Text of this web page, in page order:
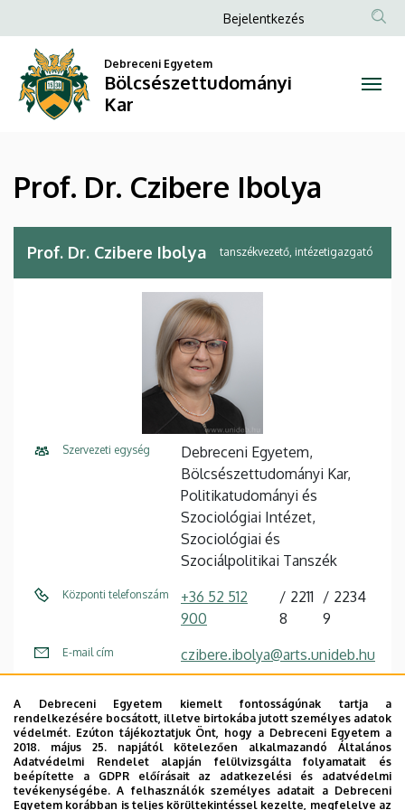
Dr.
Czibere
Ibolya
Bölcsészettudományi
Kar
a
tartalomra
Anonim
fiók
menüje
Bejelentkezés
Debreceni Egyetem
Bölcsészettudományi
Kar
Prof. Dr. Czibere Ibolya
Prof. Dr. Czibere Ibolya tanszékvezető, intézetigazgató
Szervezeti egység
Debreceni Egyetem,
Bölcsészettudományi Kar,
Politikatudományi és
Szociológiai Intézet,
Szociológiai és
Szociálpolitikai Tanszék
Központi telefonszám
+36 52 512
900
2211
8
2234
9
E-mail cím czibere.ibolya@arts.unideb.hu
Cím
4032 Debrecen, Egyetem tér
1.
Épület
Főépület (Egyetem téri
Campus)
A Debreceni Egyetem kiemelt fontosságúnak tartja a
rendelkezésére bocsátott, illetve birtokába jutott személyes adatok
védelmét. Ezúton tájékoztatjuk Önt, hogy a Debreceni Egyetem a
2018. május 25. napjától kötelezően alkalmazandó Általános
Adatvédelmi Rendelet alapján felülvizsgálta folyamatait és
beépítette a GDPR előírásait az adatkezelési és adatvédelmi
tevékenységébe. A felhasználók személyes adatait a Debreceni
Egyetem korábban is teljes körültekintéssel kezelte, megfelelve az